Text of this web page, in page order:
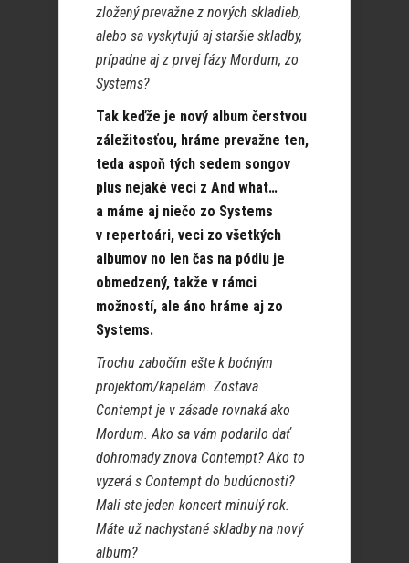
zložený prevažne z nových skladieb,
alebo sa vyskytujú aj staršie skladby,
prípadne aj z prvej fázy Mordum, zo
Systems?
Tak keďže je nový album čerstvou
záležitosťou, hráme prevažne ten,
teda aspoň tých sedem songov
plus nejaké veci z And what…
a máme aj niečo zo Systems
v repertoári, veci zo všetkých
albumov no len čas na pódiu je
obmedzený, takže v rámci
možností, ale áno hráme aj zo
Systems.
Trochu zabočím ešte k bočným
projektom/kapelám. Zostava
Contempt je v zásade rovnaká ako
Mordum. Ako sa vám podarilo dať
dohromady znova Contempt? Ako to
vyzerá s Contempt do budúcnosti?
Mali ste jeden koncert minulý rok.
Máte už nachystané skladby na nový
album?